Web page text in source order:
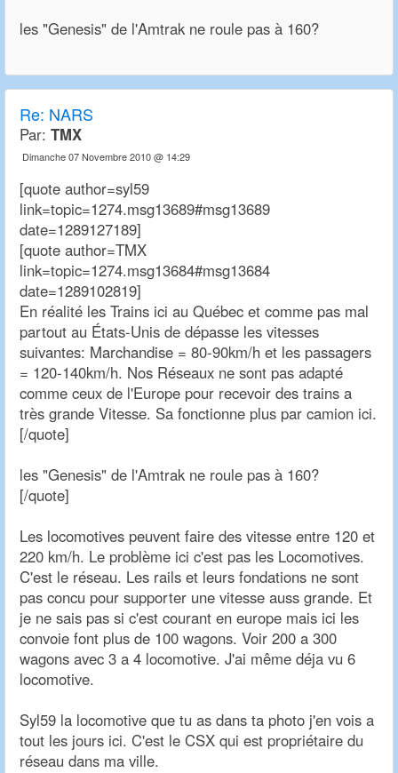
les "Genesis" de l'Amtrak ne roule pas à 160?
Re: NARS
Par: TMX
Dimanche 07 Novembre 2010 @ 14:29
[quote author=syl59
link=topic=1274.msg13689#msg13689
date=1289127189]
[quote author=TMX
link=topic=1274.msg13684#msg13684
date=1289102819]
En réalité les Trains ici au Québec et comme pas mal
partout au États-Unis de dépasse les vitesses
suivantes: Marchandise = 80-90km/h et les passagers
= 120-140km/h. Nos Réseaux ne sont pas adapté
comme ceux de l'Europe pour recevoir des trains a
très grande Vitesse. Sa fonctionne plus par camion ici.
[/quote]
les "Genesis" de l'Amtrak ne roule pas à 160?
[/quote]
Les locomotives peuvent faire des vitesse entre 120 et
220 km/h. Le problème ici c'est pas les Locomotives.
C'est le réseau. Les rails et leurs fondations ne sont
pas concu pour supporter une vitesse auss grande. Et
je ne sais pas si c'est courant en europe mais ici les
convoie font plus de 100 wagons. Voir 200 a 300
wagons avec 3 a 4 locomotive. J'ai même déja vu 6
locomotive.
Syl59 la locomotive que tu as dans ta photo j'en vois a
tout les jours ici. C'est le CSX qui est propriétaire du
réseau dans ma ville.